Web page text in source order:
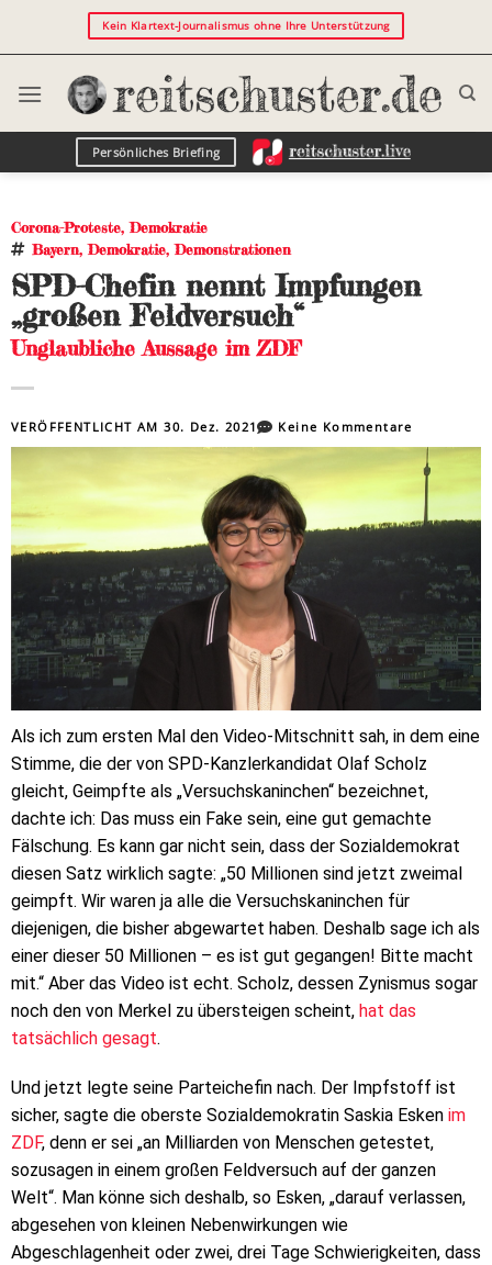
Kein Klartext-Journalismus ohne Ihre Unterstützung
Persönliches Briefing
Corona-Proteste,Demokratie
Bayern,Demokratie,Demonstrationen
SPD-Chefin nennt Impfungen
„großen Feldversuch“
Unglaubliche Aussage im ZDF
VERÖFFENTLICHT AM30. Dez. 2021 Keine Kommentare
Als ich zum ersten Mal den Video-Mitschnitt sah, in dem eine
Stimme, die der von SPD-Kanzlerkandidat Olaf Scholz
gleicht, Geimpfte als „Versuchskaninchen“ bezeichnet,
dachte ich: Das muss ein Fake sein, eine gut gemachte
Fälschung. Es kann gar nicht sein, dass der Sozialdemokrat
diesen Satz wirklich sagte: „50 Millionen sind jetzt zweimal
geimpft. Wir waren ja alle die Versuchskaninchen für
diejenigen, die bisher abgewartet haben. Deshalb sage ich als
einer dieser 50 Millionen – es ist gut gegangen! Bitte macht
mit.“ Aber das Video ist echt. Scholz, dessen Zynismus sogar
noch den von Merkel zu übersteigen scheint, hat das
tatsächlich gesagt.
Und jetzt legte seine Parteichefin nach. Der Impfstoff ist
sicher, sagte die oberste Sozialdemokratin Saskia Esken im
ZDF, denn er sei „an Milliarden von Menschen getestet,
sozusagen in einem großen Feldversuch auf der ganzen
Welt“. Man könne sich deshalb, so Esken, „darauf verlassen,
abgesehen von kleinen Nebenwirkungen wie
Abgeschlagenheit oder zwei, drei Tage Schwierigkeiten, dass